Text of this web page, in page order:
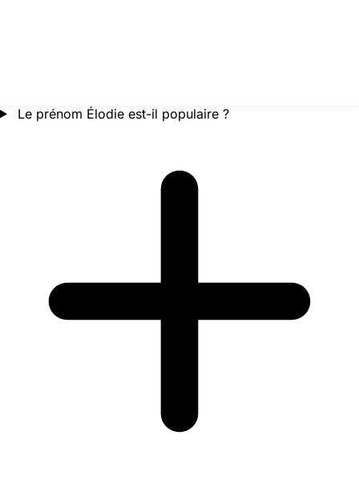
Le prénom Élodie est-il populaire ?